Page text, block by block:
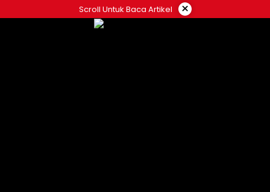
ke
Scroll Untuk Baca Artikel ×